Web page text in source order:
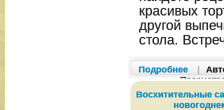
красивых
другой
стола.
Подробнее
Восхитительные